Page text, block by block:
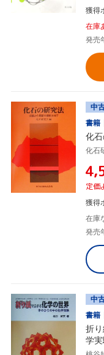
獲得
在庫
発売
中
書籍
化
化石
定価
獲得
在庫
発売
中
書籍
折
学